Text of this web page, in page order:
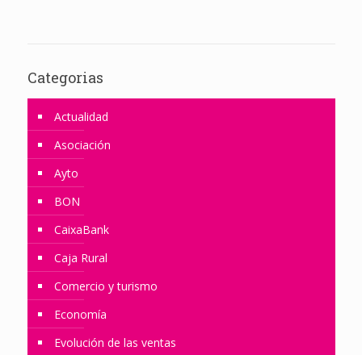
Categorias
Actualidad
Asociación
Ayto
BON
CaixaBank
Caja Rural
Comercio y turismo
Economía
Evolución de las ventas